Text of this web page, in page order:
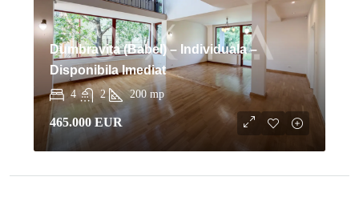
Dumbravita (Babel) – Individuala –
Disponibila Imediat
4 2 200 mp
465.000 EUR